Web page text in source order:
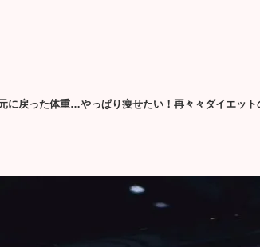
戻った体重…やっぱり痩せたい！再々々ダイエット